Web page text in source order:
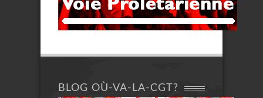
BLOG OÙ-VA-LA-CGT?